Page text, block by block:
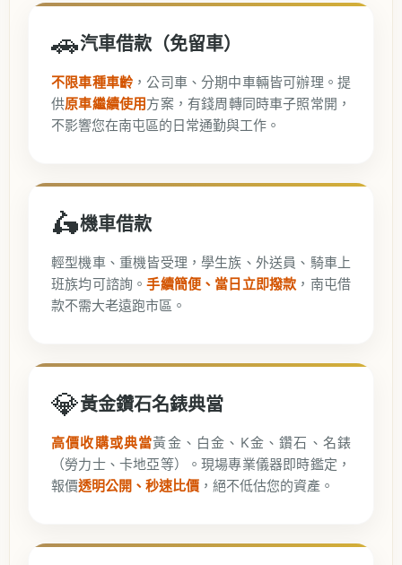
🚗汽車借款（免留車）
不限車種車齡 ，公司車、分期中車輛皆可辦理。提
供原車繼續使用方案，有錢周轉同時車子照常開，
不影響您在南屯區的日常通勤與工作。
🛵機車借款
輕型機車、重機皆受理，學生族、外送員、騎車上
班族均可諮詢。手續簡便、當日立即撥款 ，南屯借
款不需大老遠跑市區。
💎黃金鑽石名錶典當
高價收購或典當黃金、白金、K金、鑽石、名錶
（勞力士、卡地亞等）。現場專業儀器即時鑑定，
報價透明公開、秒速比價 ，絕不低估您的資產。